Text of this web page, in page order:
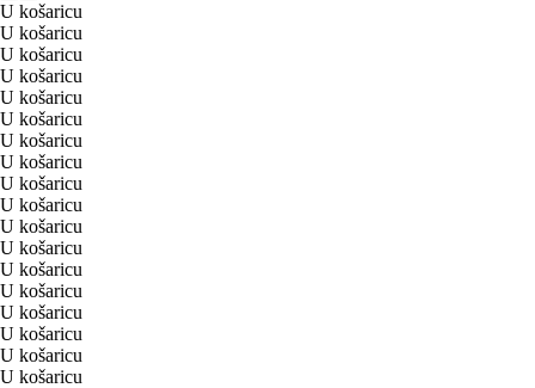
U košaricu
U košaricu
U košaricu
U košaricu
U košaricu
U košaricu
U košaricu
U košaricu
U košaricu
U košaricu
U košaricu
U košaricu
U košaricu
U košaricu
U košaricu
U košaricu
U košaricu
U košaricu